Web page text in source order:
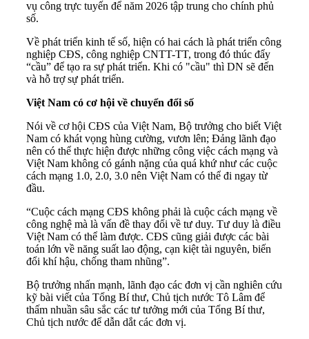
vụ công trực tuyến để năm 2026 tập trung cho chính phủ
số.
Về phát triển kinh tế số, hiện có hai cách là phát triển công
nghiệp CĐS, công nghiệp CNTT-TT, trong đó thúc đẩy
“cầu” để tạo ra sự phát triển. Khi có "cầu" thì DN sẽ đến
và hỗ trợ sự phát triển.
Việt Nam có cơ hội về chuyển đổi số
Nói về cơ hội CĐS của Việt Nam, Bộ trưởng cho biết Việt
Nam có khát vọng hùng cường, vươn lên; Đảng lãnh đạo
nên có thể thực hiện được những công việc cách mạng và
Việt Nam không có gánh nặng của quá khứ như các cuộc
cách mạng 1.0, 2.0, 3.0 nên Việt Nam có thể đi ngay từ
đầu.
“Cuộc cách mạng CĐS không phải là cuộc cách mạng về
công nghệ mà là vấn đề thay đổi về tư duy. Tư duy là điều
Việt Nam có thể làm được. CĐS cũng giải được các bài
toán lớn về năng suất lao động, cạn kiệt tài nguyên, biến
đổi khí hậu, chống tham nhũng”.
Bộ trưởng nhấn mạnh, lãnh đạo các đơn vị cần nghiên cứu
kỹ bài viết của Tổng Bí thư, Chủ tịch nước Tô Lâm để
thấm nhuần sâu sắc các tư tưởng mới của Tổng Bí thư,
Chủ tịch nước để dẫn dắt các đơn vị.